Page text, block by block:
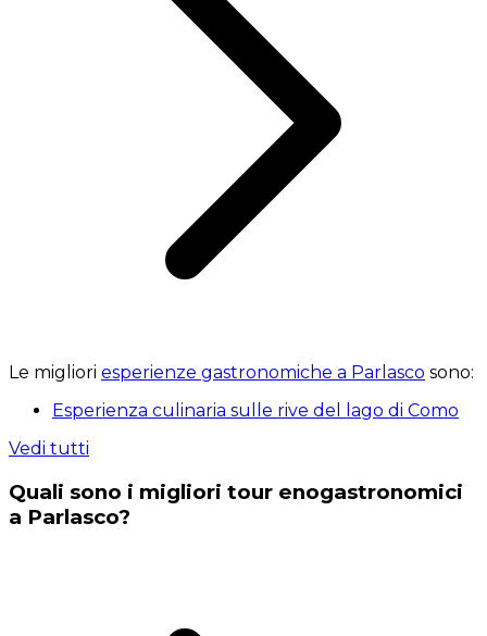
Le migliori esperienze gastronomiche a Parlasco sono:
Esperienza culinaria sulle rive del lago di Como
Vedi tutti
Quali sono i migliori tour enogastronomici
a Parlasco?